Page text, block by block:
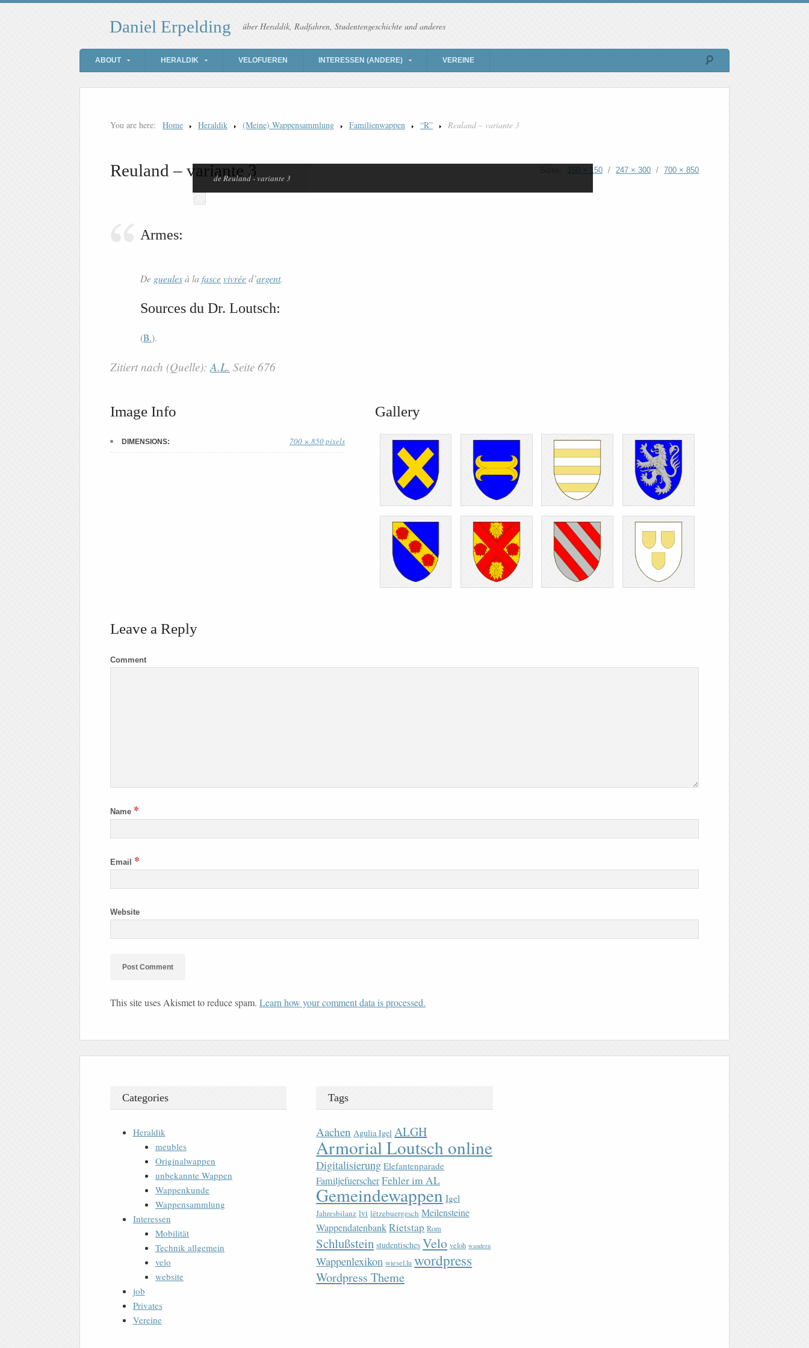
Daniel Erpelding über Heraldik, Radfahren, Studentengeschichte und anderes
ABOUT HERALDIK VELOFUEREN INTERESSEN (ANDERE) VEREINE
You are here: Home Heraldik (Meine) Wappensammlung Familienwappen “R” Reuland – variante 3
Reuland – variante 3 150 × 150 / 247 × 300 / 700 × 850
de Reuland - variante 3
Armes:
De gueulesà la fascevivréed’argent.
Sources du Dr. Loutsch:
(B.).
Zitiert nach (Quelle):A.L. Seite 676
Image Info
DIMENSIONS: 700 × 850 pixels
Gallery
Leave a Reply
Comment
Name *
Email *
Website
This site uses Akismet to reduce spam. Learn how your comment data is processed.
Categories
Heraldik
meubles
Originalwappen
unbekannte Wappen
Wappenkunde
Wappensammlung
Interessen
Mobilität
Technik allgemein
velo
website
job
Privates
Vereine
Tags
Aachen Agulia Igel ALGH
Armorial Loutsch online
Digitalisierung Elefantenparade
FamiljefuerscherFehler im AL
Gemeindewappen Igel
Jahresbilanz lvi lëtzebuergesch Meilensteine
WappendatenbankRietstap Rom
Schlußstein studentisches Velo veloh wandern
Wappenlexikon wiesel.lu wordpress
Wordpress Theme